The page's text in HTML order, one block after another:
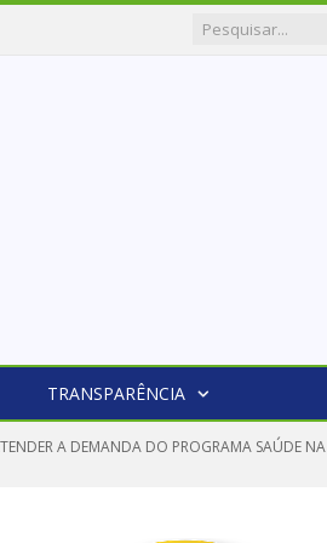
TRANSPARÊNCIA
A DEMANDA DO PROGRAMA SAÚDE NA